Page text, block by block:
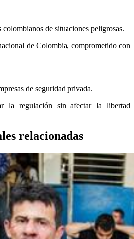
colombianos de situaciones peligrosas.
de Colombia, comprometido con
de seguridad privada.
la regulación sin afectar la libertad
relacionadas